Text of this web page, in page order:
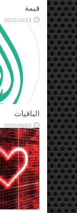
قيمة
2025/10/13
الباقيات
2025/09/04